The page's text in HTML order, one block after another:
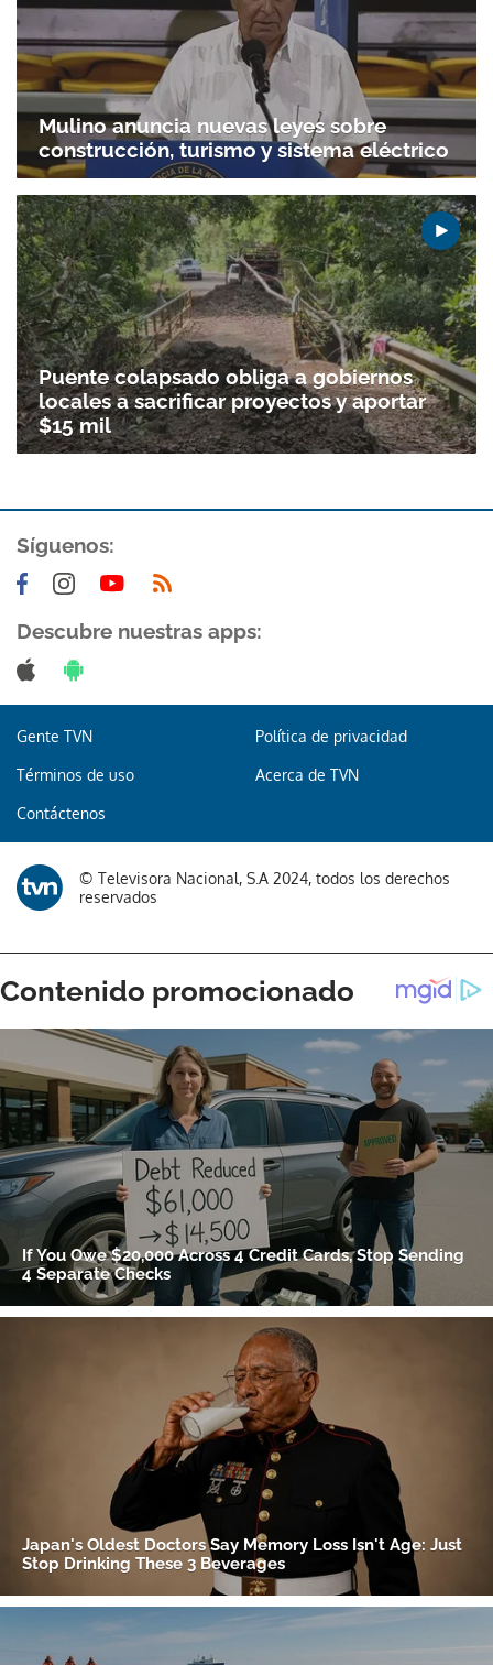
Mulino anuncia nuevas leyes sobre
construcción, turismo y sistema eléctrico
Puente colapsado obliga a gobiernos
locales a sacrificar proyectos y aportar
$15 mil
Síguenos:
Descubre nuestras apps:
Gente TVN Política de privacidad
Términos de uso Acerca de TVN
Contáctenos
© Televisora Nacional, S.A 2024, todos los derechos
reservados